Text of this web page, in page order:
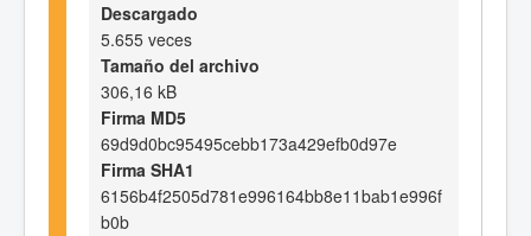
Descargado
5.655 veces
Tamaño del archivo
306,16 kB
Firma MD5
69d9d0bc95495cebb173a429efb0d97e
Firma SHA1
6156b4f2505d781e996164bb8e11bab1e996f
b0b